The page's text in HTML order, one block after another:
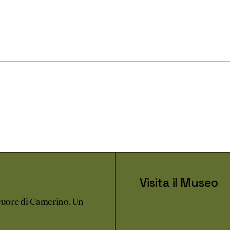
di Camerino. Un
Visita il Museo